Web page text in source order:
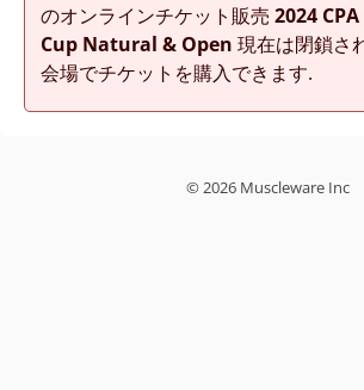
のオンラインチケット販売 2024
Cup Natural & Open 現在は閉鎖さ
会場でチケットを購入できます.
© 2026 Muscleware Inc